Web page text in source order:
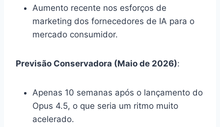
Aumento recente nos esforços de
marketing dos fornecedores de IA para o
mercado consumidor.
Previsão Conservadora (Maio de 2026):
Apenas 10 semanas após o lançamento do
Opus 4.5, o que seria um ritmo muito
acelerado.